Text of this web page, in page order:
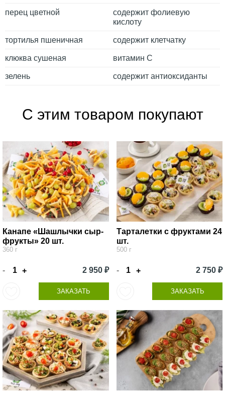
перец цветной
содержит фолиевую
кислоту
тортилья пшеничная содержит клетчатку
клюква сушеная витамин С
зелень содержит антиоксиданты
С этим товаром покупают
Канапе «Шашлычки сыр-
фрукты» 20 шт.
360 г
- + 2 950 ₽
ЗАКАЗАТЬ
Тарталетки с фруктами 24
шт.
500 г
- + 2 750 ₽
ЗАКАЗАТЬ